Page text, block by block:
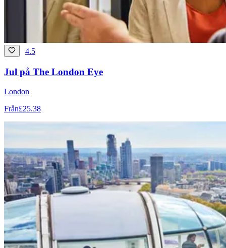
4.5
Jul på The London Eye
London
Från£25.38